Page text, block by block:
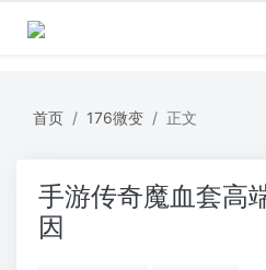
首页 176微变 正文
手游传奇魔血套高
因